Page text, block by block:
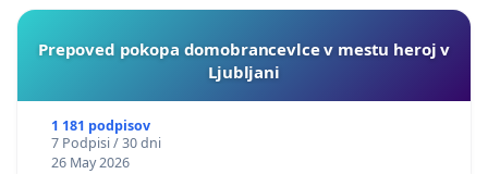
Prepoved pokopa domobrancevlce v mestu heroj v
Ljubljani
1 181 podpisov
7 Podpisi / 30 dni
26 May 2026